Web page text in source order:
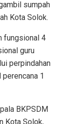
sumpah
Kota Solok.
fungsional 4
guru
perpindahan
1
BKPSDM
Kota Solok,